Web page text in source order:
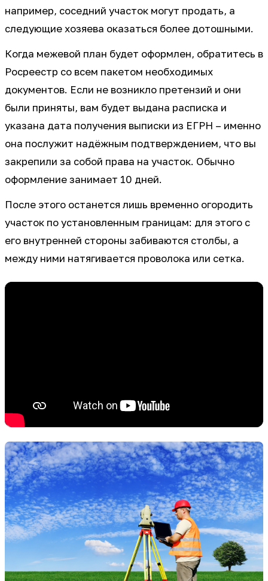
например, соседний участок могут продать, а
следующие хозяева оказаться более дотошными.
Когда межевой план будет оформлен, обратитесь в
Росреестр со всем пакетом необходимых
документов. Если не возникло претензий и они
были приняты, вам будет выдана расписка и
указана дата получения выписки из ЕГРН – именно
она послужит надёжным подтверждением, что вы
закрепили за собой права на участок. Обычно
оформление занимает 10 дней.
После этого останется лишь временно огородить
участок по установленным границам: для этого с
его внутренней стороны забиваются столбы, а
между ними натягивается проволока или сетка.